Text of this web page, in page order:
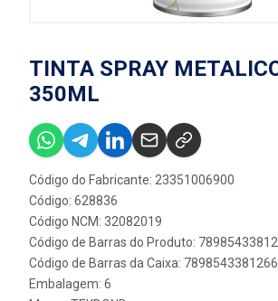
TINTA SPRAY
350ML
Código do Fabricante: 23351006900
Código: 628836
Código NCM: 32082019
Código de Barras do Produto:
Código de Barras da Caixa: 7898543381266
Embalagem: 6